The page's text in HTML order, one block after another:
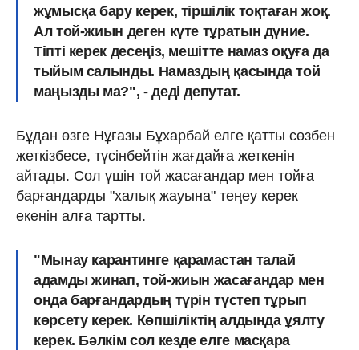
жұмысқа бару керек, тіршілік тоқтаған жоқ.
Ал той-жиын деген күте тұратын дүние.
Тіпті керек десеңіз, мешітте намаз оқуға да
тыйым салынды. Намаздың қасында той
маңызды ма?", - деді депутат.
Бұдан өзге Нұғазы Бұхарбай елге қатты сөзбен
жеткізбесе, түсінбейтін жағдайға жеткенін
айтады. Сол үшін той жасағандар мен тойға
барғандарды "халық жауына" теңеу керек
екенін алға тартты.
"Мынау карантинге қарамастан талай
адамды жинап, той-жиын жасағандар мен
онда барғандардың түрін түстеп тұрып
көрсету керек. Көпшіліктің алдында ұялту
керек. Бәлкім сол кезде елге масқара